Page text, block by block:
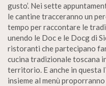
gusto’. Nei sette
le cantine tracceranno un
tempo per raccontare le
unendo le Doc e le Docg di
ristoranti che partecipano
cucina tradizionale toscana
territorio. E anche in questa
insieme al menù